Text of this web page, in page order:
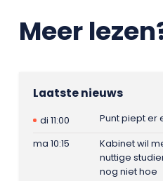
Meer
Laatste nieuws
di 11:00
Punt piept er
ma 10:15
Kabinet wil
nuttige
nog niet hoe